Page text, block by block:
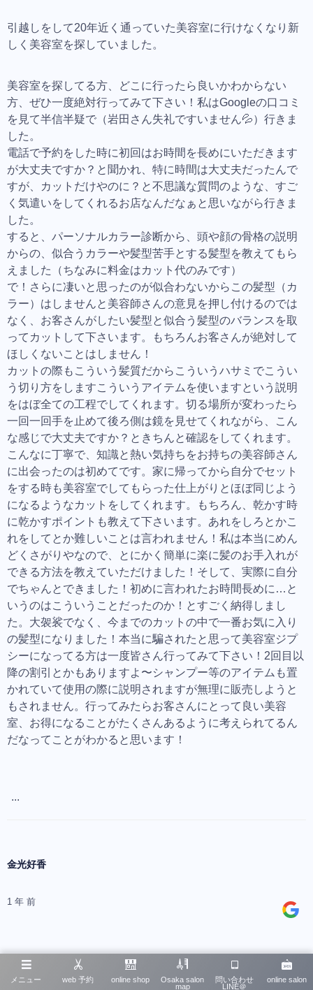
引越しをして20年近く通っていた美容室に行けなくなり新
しく美容室を探していました。
美容室を探してる方、どこに行ったら良いかわからない
方、ぜひ一度絶対行ってみて下さい！私はGoogleの口コミ
を見て半信半疑で（岩田さん失礼ですいません💦）行きま
した。
電話で予約をした時に初回はお時間を長めにいただきます
が大丈夫ですか？と聞かれ、特に時間は大丈夫だったんで
すが、カットだけやのに？と不思議な質問のような、すご
く気遣いをしてくれるお店なんだなぁと思いながら行きま
した。
すると、パーソナルカラー診断から、頭や顔の骨格の説明
からの、似合うカラーや髪型苦手とする髪型を教えてもら
えました（ちなみに料金はカット代のみです）
で！さらに凄いと思ったのが似合わないからこの髪型（カ
ラー）はしませんと美容師さんの意見を押し付けるのでは
なく、お客さんがしたい髪型と似合う髪型のバランスを取
ってカットして下さいます。もちろんお客さんが絶対して
ほしくないことはしません！
カットの際もこういう髪質だからこういうハサミでこうい
う切り方をしますこういうアイテムを使いますという説明
をはぼ全ての工程でしてくれます。切る場所が変わったら
一回一回手を止めて後ろ側は鏡を見せてくれながら、こん
な感じで大丈夫ですか？ときちんと確認をしてくれます。
こんなに丁寧で、知識と熱い気持ちをお持ちの美容師さん
に出会ったのは初めてです。家に帰ってから自分でセット
をする時も美容室でしてもらった仕上がりとほぼ同じよう
になるようなカットをしてくれます。もちろん、乾かす時
に乾かすポイントも教えて下さいます。あれをしろとかこ
れをしてとか難しいことは言われません！私は本当にめん
どくさがりやなので、とにかく簡単に楽に髪のお手入れが
できる方法を教えていただけました！そして、実際に自分
でちゃんとできました！初めに言われたお時間長めに…と
いうのはこういうことだったのか！とすごく納得しまし
た。大袈裟でなく、今までのカットの中で一番お気に入り
の髪型になりました！本当に騙されたと思って美容室ジプ
シーになってる方は一度皆さん行ってみて下さい！2回目以
降の割引とかもありますよ〜シャンプー等のアイテムも置
かれていて使用の際に説明されますが無理に販売しようと
もされません。行ってみたらお客さんにとって良い美容
室、お得になることがたくさんあるように考えられてるん
だなってことがわかると思います！
...
金光好香
1 年 前
メニュー web 予約 online shop
Osaka salon
map
問い合わせ
LINE＠
online salon